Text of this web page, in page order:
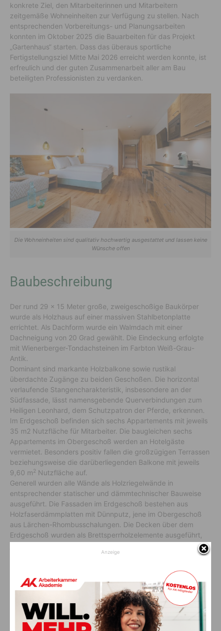
konkrete Ziel, den Mitarbeiterinnen und Mitarbeitern
zeitgemäße Wohneinheiten zur Verfügung zu stellen. Nach
entsprechenden Vorbereitungs- und Planungsarbeiten
konnten im Oktober 2025 die Bauarbeiten für das Projekt
„Gartenhaus“ starten. Dass das überaus sportliche
Fertigstellungsziel Mitte Mai 2026 erreicht werden konnte, ist
erfreulich und der guten Zusammenarbeit aller am Bau
beteiligten Professionisten zu verdanken.
Die Wohneinheiten sind qualitativ hochwertig ausgestattet und lassen keine
Wünsche offen
Baubeschreibung
Der rund 29 x 15 Meter große, zweigeschoßige Baukörper
wurde als Holzhaus auf einer massiven Stahlbetonplatte
errichtet. Als Dachform wurde ein Walmdach mit einer
Dachneigung von 20 Grad gewählt. Die Eindeckung erfolgte
mit Wienerberger-Tondachsteinen im Farbton Weiß-Grau-
Antik.
Dominant sind markante Holzbalkone sowie rustikal
überdachte Zugänge zu beiden Geschoßen. Die horizontal
verlaufende Stangencharakteristik, insbesondere an der
Südfassade, lässt namensgebende Querverbindungen zum
Heiligen Leonhard, dem Schutzpatron der Pferde, erkennen.
Im Erdgeschoß befinden sich sechs Appartements mit jeweils
35 m2 Nutzfläche für Mitarbeiter. Die baugleichen sechs
Appartements im Obergeschoß werden an Hotelgäste
vermietet. Besonders positiv fallen die großzügigen Terrassen
beziehungsweise die darüberliegenden Balkone mit jeweils
9,60 m2 Nutzfläche auf.
Generell wurden alle Wände als Holzriegelwände in
entsprechender statischer und dämmtechnischer Bauweise
ausgeführt. Die Fassaden im Erdgeschoß bestehen aus
Holzfaserdämmplatten mit Dünnputz, jene im Obergeschoß
aus Lärchen-Rhombusschalungen. Die Decken über dem
Erdgeschoß wurden als Brettsperrholzelemente ausgeführt,
Anzeige